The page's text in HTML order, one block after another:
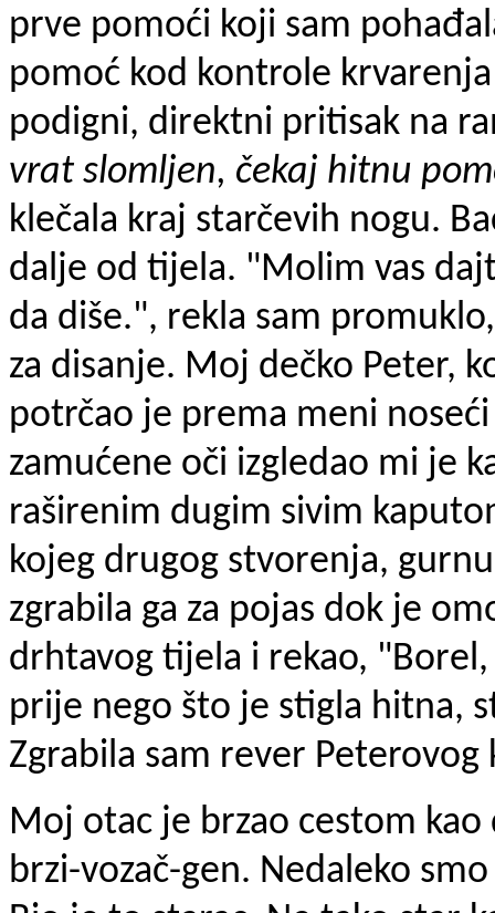
prve pomoći koji sam
pomoć kod kontrole
podigni, direktni pritisak na
vrat slomljen, čekaj hitnu
klečala kraj starčevih nogu.
dalje od tijela. "Molim vas
da diše.", rekla sam
za disanje. Moj dečko Peter,
potrčao je prema meni
zamućene oči izgledao mi je
raširenim dugim sivim
kojeg drugog stvorenja,
zgrabila ga za pojas dok je
drhtavog tijela i rekao,
prije nego što je stigla hitna,
Zgrabila sam rever
Moj otac je brzao cestom
brzi-vozač-gen. Nedaleko